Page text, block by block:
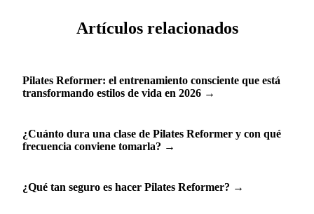
Artículos relacionados
Pilates Reformer: el entrenamiento consciente que está
transformando estilos de vida en 2026 →
¿Cuánto dura una clase de Pilates Reformer y con qué
frecuencia conviene tomarla? →
¿Qué tan seguro es hacer Pilates Reformer? →